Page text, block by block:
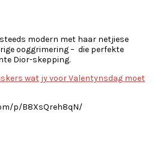
modern met haar netjiese
ooggrimering – die perfekte
Dior-skepping.
wat jy voor Valentynsdag moet
p/B8XsQreh8qN/